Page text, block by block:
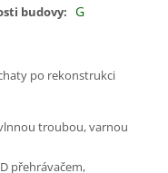
budovy: G
po rekonstrukci
troubou, varnou
přehrávačem,